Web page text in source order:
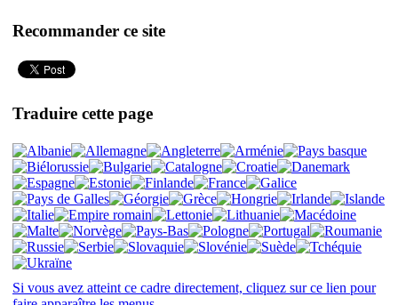
Recommander ce site
Traduire cette page
Si vous avez atteint ce cadre directement, cliquez sur ce lien pour